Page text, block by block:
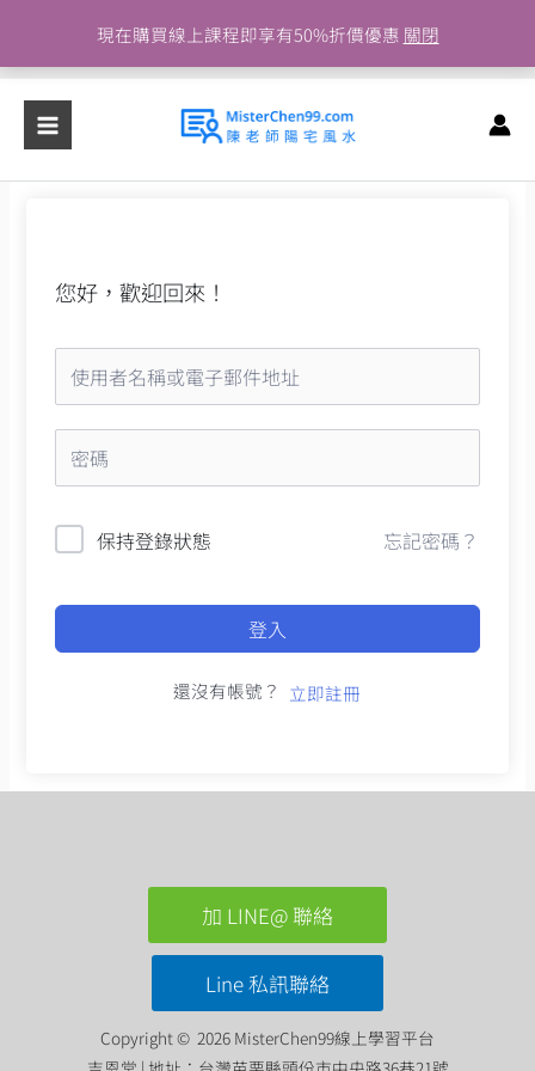
現在購買線上課程即享有50%折價優惠 關閉
主
容
您好，歡迎回來！
保持登錄狀態 忘記密碼？
登入
還沒有帳號？ 立即註冊
加 LINE@ 聯絡
Line 私訊聯絡
Copyright © 2026 MisterChen99線上學習平台